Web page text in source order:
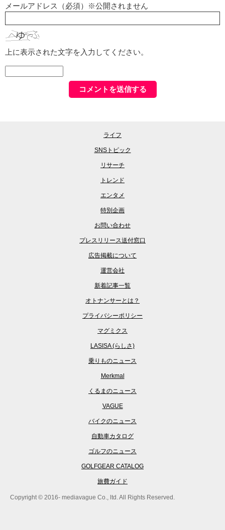
メールアドレス（必須）※公開されません
上に表示された文字を入力してください。
ライフ
SNSトピック
リサーチ
トレンド
エンタメ
特別企画
お問い合わせ
プレスリリース送付窓口
広告掲載について
運営会社
新着記事一覧
オトナンサーとは？
プライバシーポリシー
マグミクス
LASISA (らしさ)
乗りものニュース
Merkmal
くるまのニュース
VAGUE
バイクのニュース
自動車カタログ
ゴルフのニュース
GOLFGEAR CATALOG
旅費ガイド
Copyright © 2016- mediavague Co., ltd. All Rights Reserved.